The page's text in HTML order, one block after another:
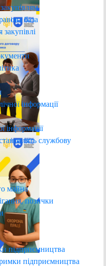
база
інформації
інформації
службову
майна
позички
підприємництва
підприємництва